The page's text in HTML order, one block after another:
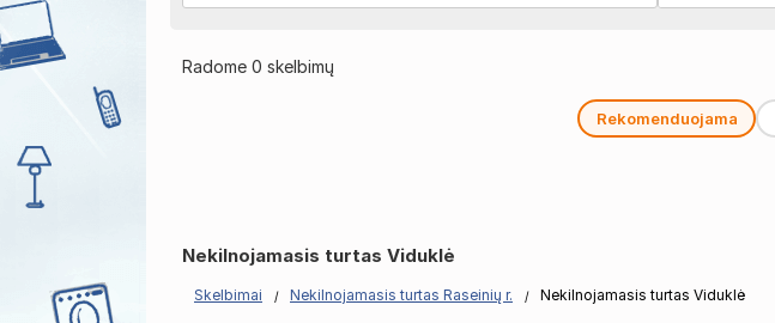
Radome 0 skelbimų
Rekomenduojama
Nekilnojamasis turtas Viduklė
Skelbimai Nekilnojamasis turtas Raseinių r. Nekilnojamasis turtas Viduklė